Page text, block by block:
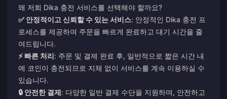
왜 저희 Dika 충전 서비스를 선택해야 할까요?
✅ 안정적이고 신뢰할 수 있는 서비스: 안정적인 Dika 충전 프
로세스를 제공하여 주문을 빠르게 완료하고 대기 시간을 줄
여드립니다.
⚡ 빠른 처리: 주문 및 결제 완료 후, 일반적으로 짧은 시간 내
에 코인이 충전되므로 지체 없이 서비스를 계속 이용하실 수
있습니다.
🔒 안전한 결제: 다양한 일반 결제 수단을 지원하며, 안전하고